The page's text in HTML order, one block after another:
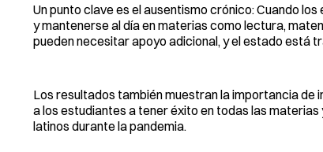
Un punto clave es el ausentismo crónico: Cuando
y mantenerse al día en materias como lectura,
pueden necesitar apoyo adicional, y el estado está
Los resultados también muestran la importancia
a los estudiantes a tener éxito en todas las
latinos durante la pandemia.